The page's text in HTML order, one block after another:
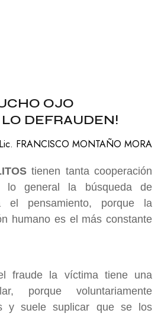
OJO
LO DEFRAUDEN!
FRANCISCO MONTAÑO MORA
tienen tanta cooperación
general la búsqueda de
el pensamiento, porque la
humano es el más constante
fraude la víctima tiene una
porque voluntariamente
y suele suplicar que se los